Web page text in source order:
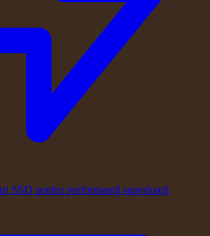
SSD pentru performanță superioară